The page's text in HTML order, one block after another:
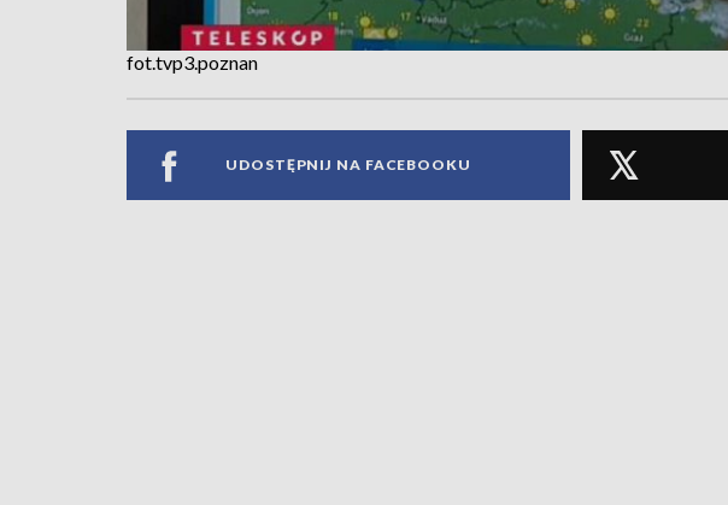
fot.tvp3.poznan
UDOSTĘPNIJ NA FACEBOOKU